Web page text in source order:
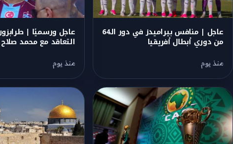
عاجل | منافس بيراميدز في دور الـ64
من دوري أبطال أفريقيا
منذ يوم
عاجل ورسميًا |
التعاقد مع محمد صلاح
منذ يوم